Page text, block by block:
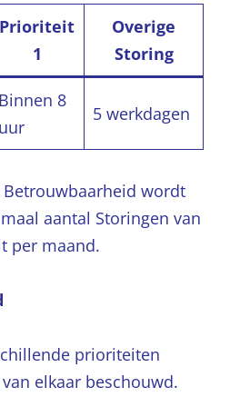
Prioriteit
1
Overige
Storing
Binnen 8
uur
5 werkdagen
wordt
aantal Storingen van
per maand.
prioriteiten
elkaar beschouwd.